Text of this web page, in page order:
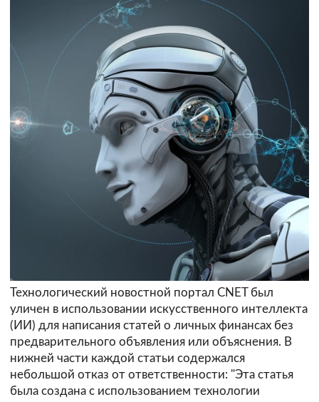
Технологический новостной портал CNET был
уличен в использовании искусственного интеллекта
(ИИ) для написания статей о личных финансах без
предварительного объявления или объяснения. В
нижней части каждой статьи содержался
небольшой отказ от ответственности: "Эта статья
была создана с использованием технологии